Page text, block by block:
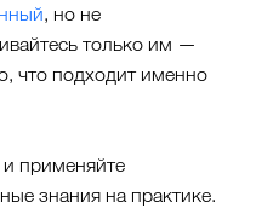
, но не
только им —
что подходит именно
и применяйте
знания на практике.